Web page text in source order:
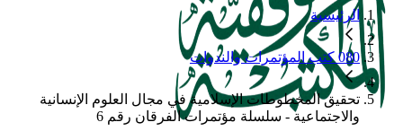
الرئيسية
080 كتب المؤتمرات والندوات
تحقيق المخطوطات الإسلامية في مجال العلوم الإنسانية
والاجتماعية - سلسلة مؤتمرات الفرقان رقم 6